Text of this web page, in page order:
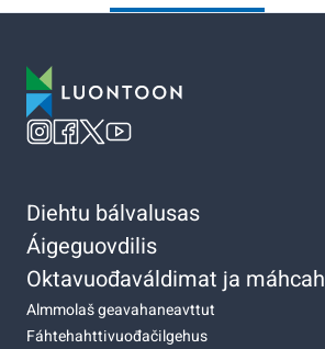
Diehtu bálvalusas
Áigeguovdilis
Oktavuođaváldimat ja
Almmolaš geavahaneavttut
Fáhtehahttivuođačilgehus